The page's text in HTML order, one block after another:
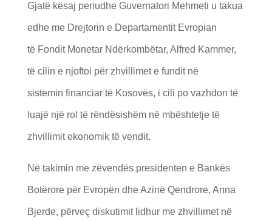
Gjatë kësaj periudhe Guvernatori Mehmeti u takua
edhe me Drejtorin e Departamentit Evropian
të Fondit Monetar Ndërkombëtar, Alfred Kammer,
të cilin e njoftoi për zhvillimet e fundit në
sistemin financiar të Kosovës, i cili po vazhdon të
luajë një rol të rëndësishëm në mbështetje të
zhvillimit ekonomik të vendit.
Në takimin me zëvendës presidenten e Bankës
Botërore për Evropën dhe Azinë Qendrore, Anna
Bjerde, përveç diskutimit lidhur me zhvillimet në